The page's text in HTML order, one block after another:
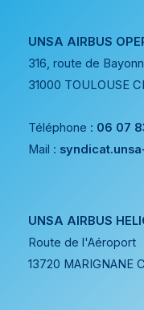
UNSA AIRBUS
316, route de
31000 TOULOUSE
Téléphone : 06 07
Mail :
UNSA AIRBUS
Route de l'Aéroport
13720 MARIGNANE